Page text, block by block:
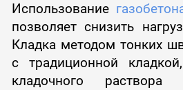
Использование
позволяет снизить
Кладка методом тонких
с традиционной
кладочного